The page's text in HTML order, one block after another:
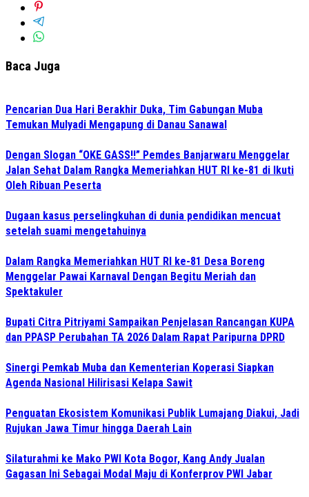
Baca Juga
Pencarian Dua Hari Berakhir Duka, Tim Gabungan Muba
Temukan Mulyadi Mengapung di Danau Sanawal
Dengan Slogan “OKE GASS!!” Pemdes Banjarwaru Menggelar
Jalan Sehat Dalam Rangka Memeriahkan HUT RI ke-81 di Ikuti
Oleh Ribuan Peserta
Dugaan kasus perselingkuhan di dunia pendidikan mencuat
setelah suami mengetahuinya
Dalam Rangka Memeriahkan HUT RI ke-81 Desa Boreng
Menggelar Pawai Karnaval Dengan Begitu Meriah dan
Spektakuler
Bupati Citra Pitriyami Sampaikan Penjelasan Rancangan KUPA
dan PPASP Perubahan TA 2026 Dalam Rapat Paripurna DPRD
Sinergi Pemkab Muba dan Kementerian Koperasi Siapkan
Agenda Nasional Hilirisasi Kelapa Sawit
Penguatan Ekosistem Komunikasi Publik Lumajang Diakui, Jadi
Rujukan Jawa Timur hingga Daerah Lain
Silaturahmi ke Mako PWI Kota Bogor, Kang Andy Jualan
Gagasan Ini Sebagai Modal Maju di Konferprov PWI Jabar